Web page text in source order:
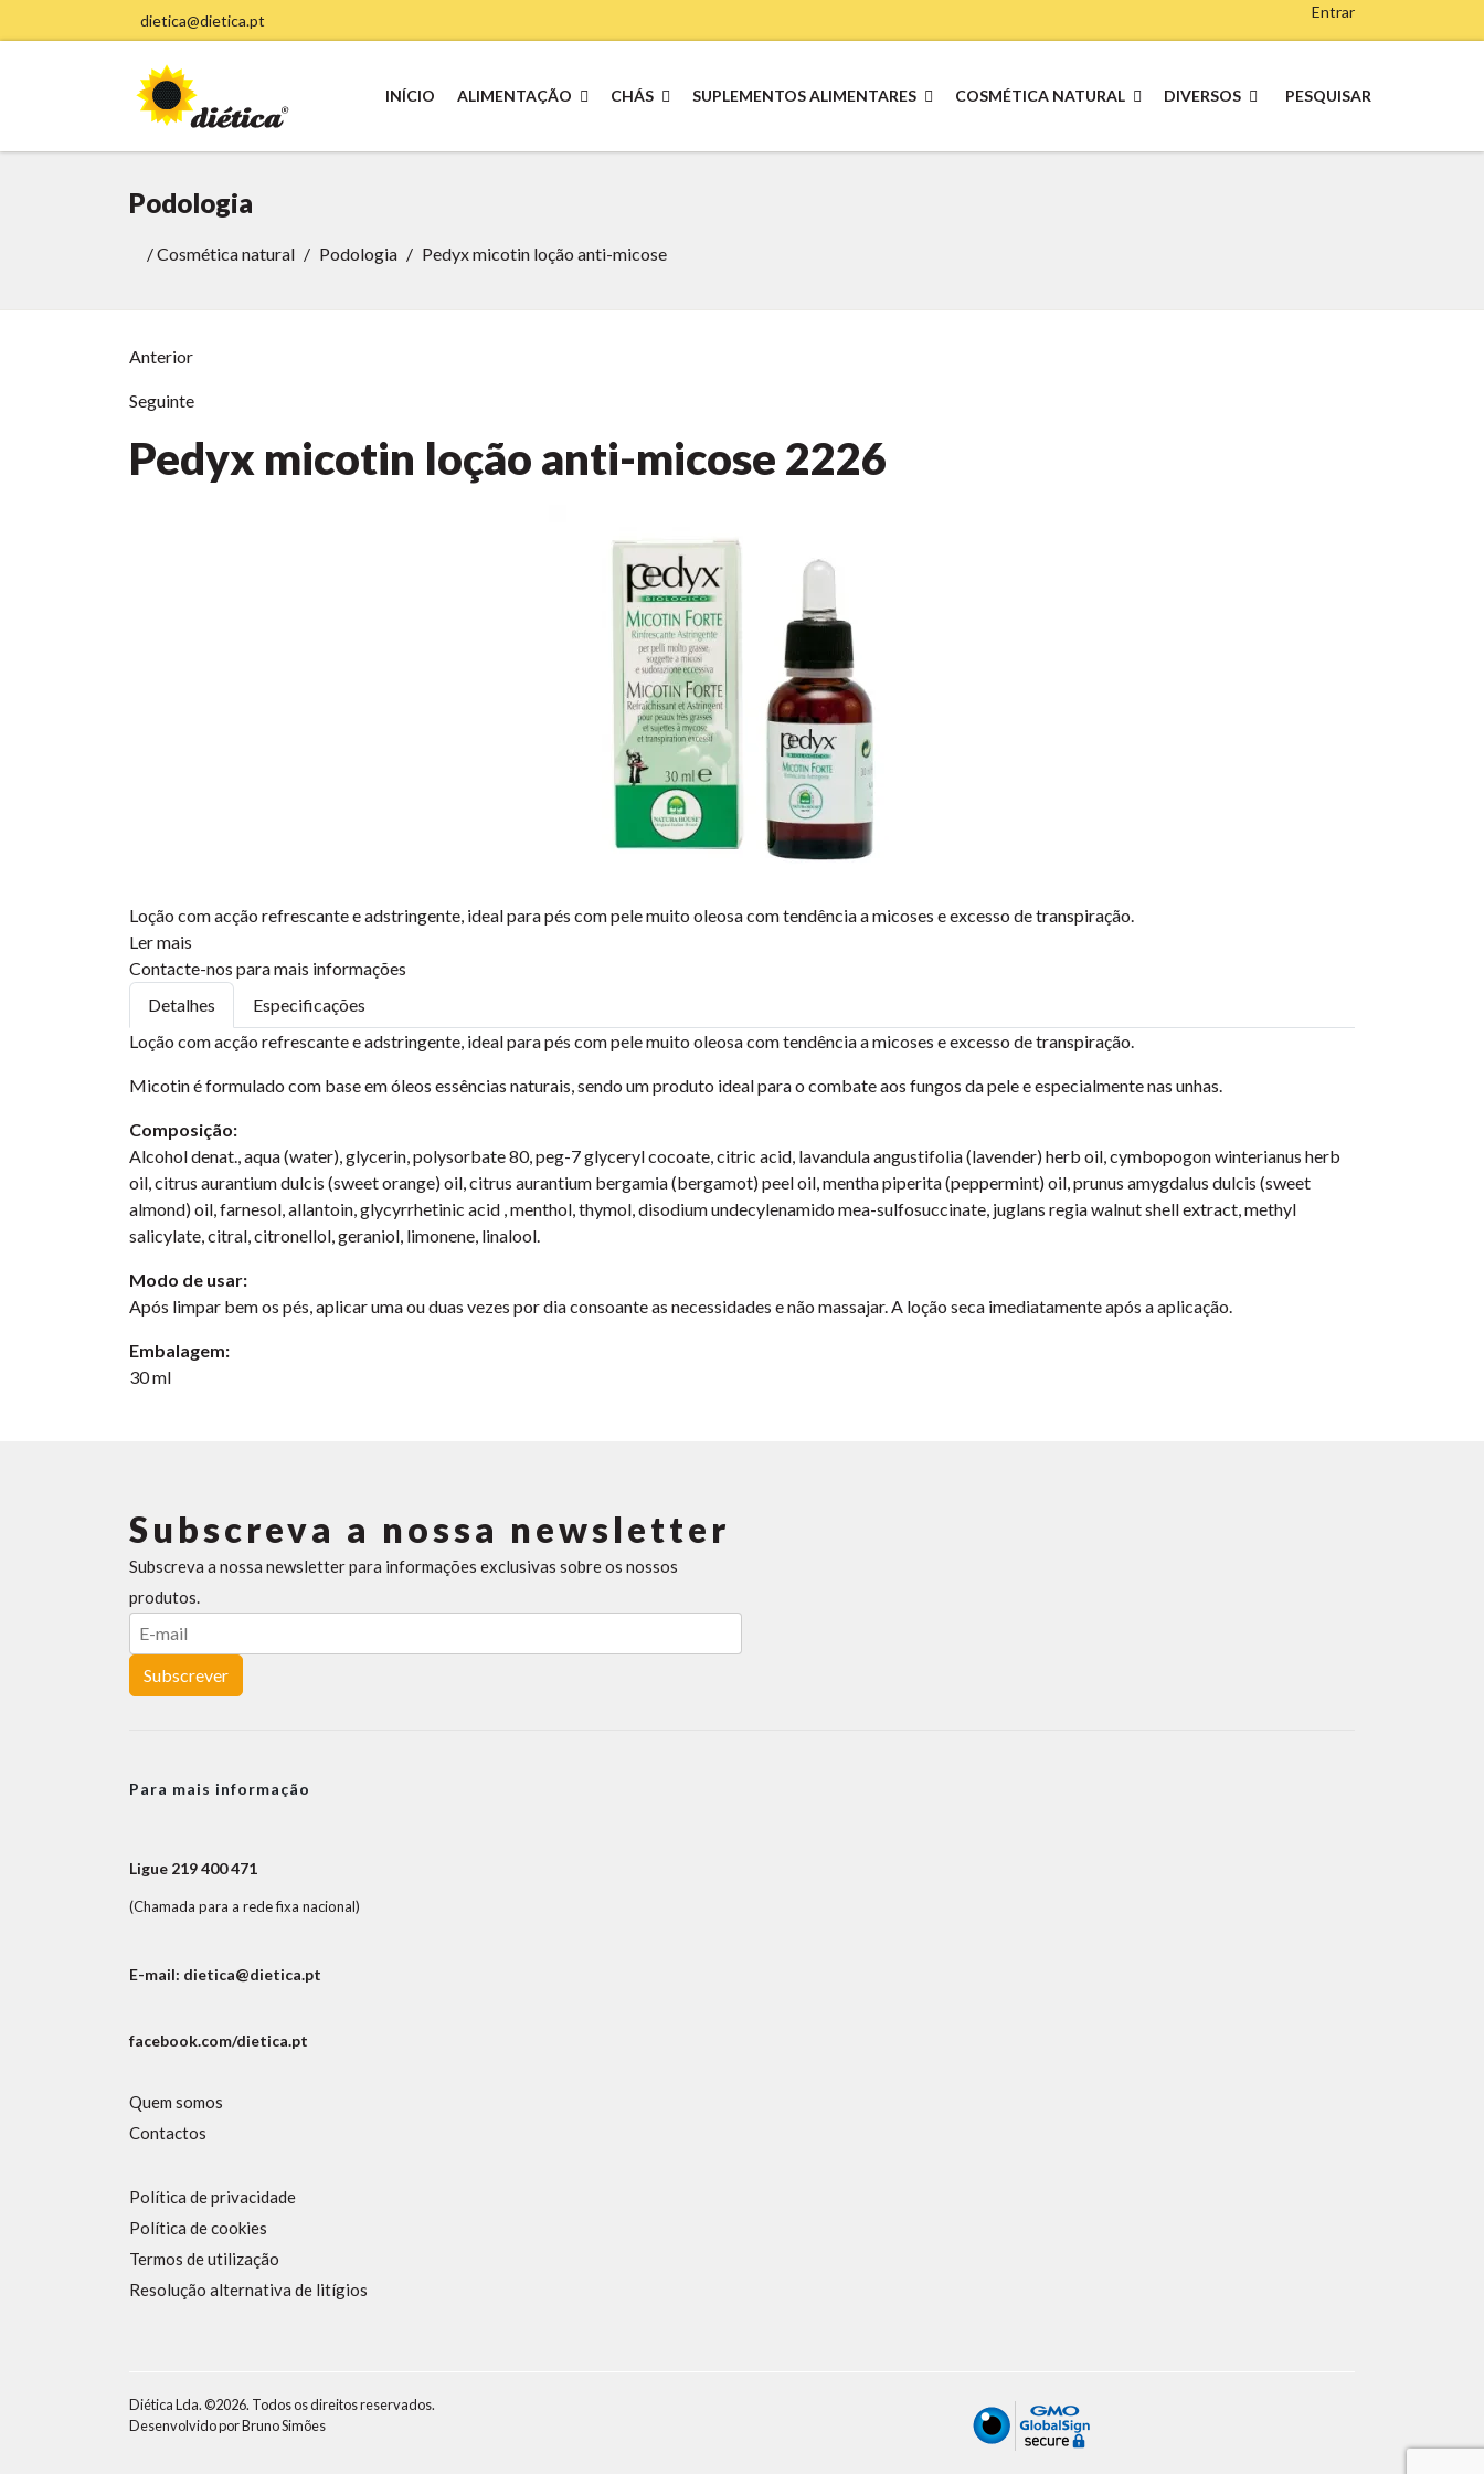
dietica@dietica.pt Entrar
INÍCIO ALIMENTAÇÃO CHÁS SUPLEMENTOS ALIMENTARES COSMÉTICA NATURAL DIVERSOS PESQUISAR
Podologia
/Cosmética natural Podologia Pedyx micotin loção anti-micose
Anterior
Seguinte
Pedyx micotin loção anti-micose 2226
Loção com acção refrescante e adstringente, ideal para pés com pele muito oleosa com tendência a micoses e excesso de transpiração.
Ler mais
Contacte-nos para mais informações
Detalhes
Especificações
Loção com acção refrescante e adstringente, ideal para pés com pele muito oleosa com tendência a micoses e excesso de transpiração.
Micotin é formulado com base em óleos essências naturais, sendo um produto ideal para o combate aos fungos da pele e especialmente nas unhas.
Composição:
Alcohol denat., aqua (water), glycerin, polysorbate 80, peg-7 glyceryl cocoate, citric acid, lavandula angustifolia (lavender) herb oil, cymbopogon winterianus herb
oil, citrus aurantium dulcis (sweet orange) oil, citrus aurantium bergamia (bergamot) peel oil, mentha piperita (peppermint) oil, prunus amygdalus dulcis (sweet
almond) oil, farnesol, allantoin, glycyrrhetinic acid , menthol, thymol, disodium undecylenamido mea-sulfosuccinate, juglans regia walnut shell extract, methyl
salicylate, citral, citronellol, geraniol, limonene, linalool.
Modo de usar:
Após limpar bem os pés, aplicar uma ou duas vezes por dia consoante as necessidades e não massajar. A loção seca imediatamente após a aplicação.
Embalagem:
30 ml
Subscreva a nossa newsletter
Subscreva a nossa newsletter para informações exclusivas sobre os nossos
produtos.
Subscrever
Para mais informação
Ligue 219 400 471
(Chamada para a rede fixa nacional)
E-mail: dietica@dietica.pt
facebook.com/dietica.pt
Quem somos
Contactos
Política de privacidade
Política de cookies
Termos de utilização
Resolução alternativa de litígios
Diética Lda. ©2026. Todos os direitos reservados.
Desenvolvido porBruno Simões